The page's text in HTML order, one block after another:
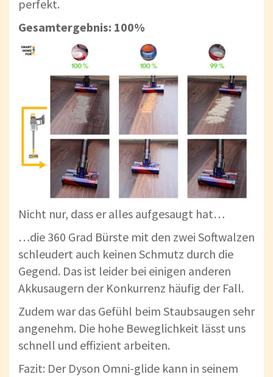
perfekt.
Gesamtergebnis: 100%
Nicht nur, dass er alles aufgesaugt hat…
…die 360 Grad Bürste mit den zwei Softwalzen
schleudert auch keinen Schmutz durch die
Gegend. Das ist leider bei einigen anderen
Akkusaugern der Konkurrenz häufig der Fall.
Zudem war das Gefühl beim Staubsaugen sehr
angenehm. Die hohe Beweglichkeit lässt uns
schnell und effizient arbeiten.
Fazit: Der Dyson Omni-glide kann in seinem